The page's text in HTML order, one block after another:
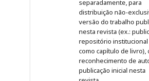
separadamente, para
distribuição não-
versão do trabalho
nesta revista (ex.:
repositório institucional
como capítulo de livro),
reconhecimento de
publicação inicial nesta